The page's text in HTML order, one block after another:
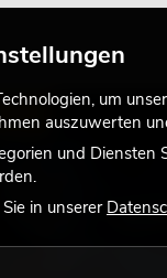
LICHT
um
auszuwerten
und
in unserer